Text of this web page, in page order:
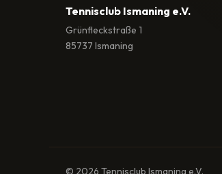
Tennisclub Ismaning e.V.
Grünfleckstraße 1
85737 Ismaning
© 2026 Tennisclub Ismaning e.V.